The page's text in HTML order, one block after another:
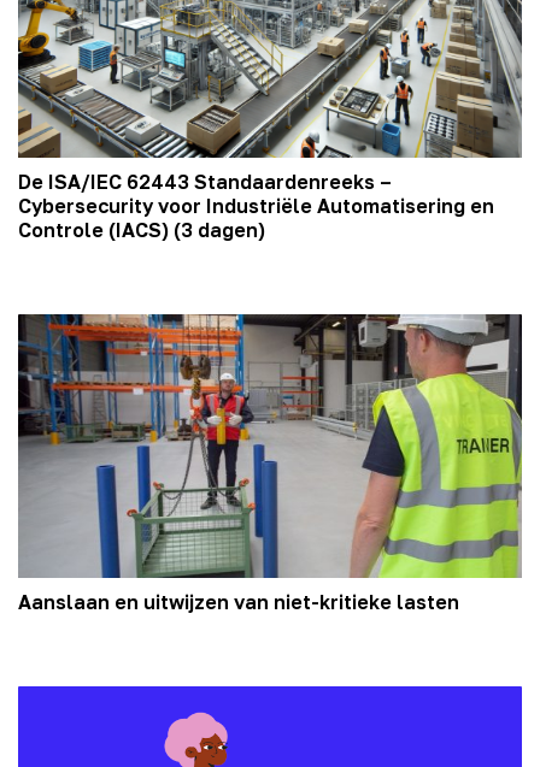
De ISA/IEC 62443 Standaardenreeks –
Cybersecurity voor Industriële Automatisering en
Controle (IACS) (3 dagen)
Aanslaan en uitwijzen van niet-kritieke lasten